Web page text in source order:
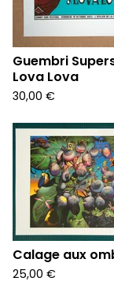
Guembri
Lova Lova
30,00 €
Calage aux
25,00 €